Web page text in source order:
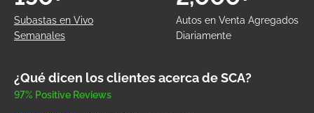
Subastas en Vivo
Semanales
Autos en Venta Agregados
Diariamente
¿Qué dicen los clientes acerca de SCA?
97% Positive Reviews